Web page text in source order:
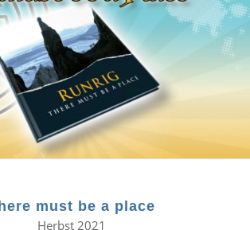
must be a place
Herbst 2021